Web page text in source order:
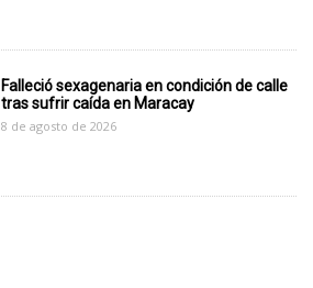
Falleció sexagenaria en condición de calle
tras sufrir caída en Maracay
8 de agosto de 2026